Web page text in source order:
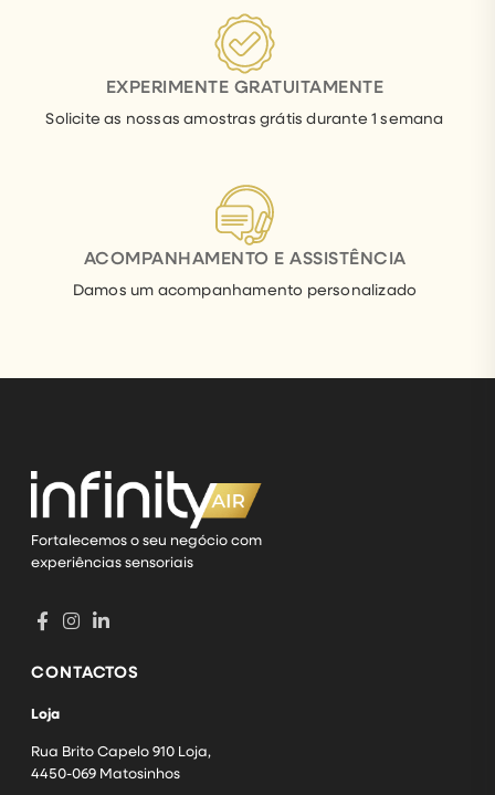
EXPERIMENTE GRATUITAMENTE
Solicite as nossas amostras grátis durante 1 semana
ACOMPANHAMENTO E ASSISTÊNCIA
Damos um acompanhamento personalizado
Fortalecemos o seu negócio com
experiências sensoriais
CONTACTOS
Loja
Rua Brito Capelo 910 Loja,
4450-069 Matosinhos